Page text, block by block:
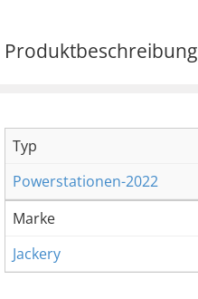
Produktbeschreibung
Typ
Powerstationen-2022
Marke
Jackery